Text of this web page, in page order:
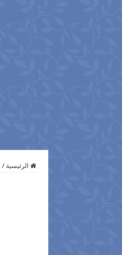
الرئيسية /